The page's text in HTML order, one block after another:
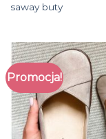
saway buty
Promocja!